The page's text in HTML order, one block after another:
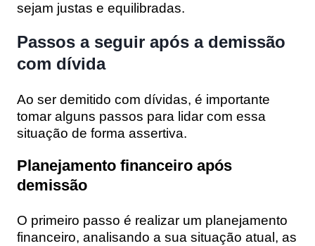
sejam justas e equilibradas.
Passos a seguir após a demissão
com dívida
Ao ser demitido com dívidas, é importante
tomar alguns passos para lidar com essa
situação de forma assertiva.
Planejamento financeiro após
demissão
O primeiro passo é realizar um planejamento
financeiro, analisando a sua situação atual, as